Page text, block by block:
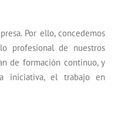
Por ello, concedemos
profesional de nuestros
de formación continuo, y
iniciativa, el trabajo en